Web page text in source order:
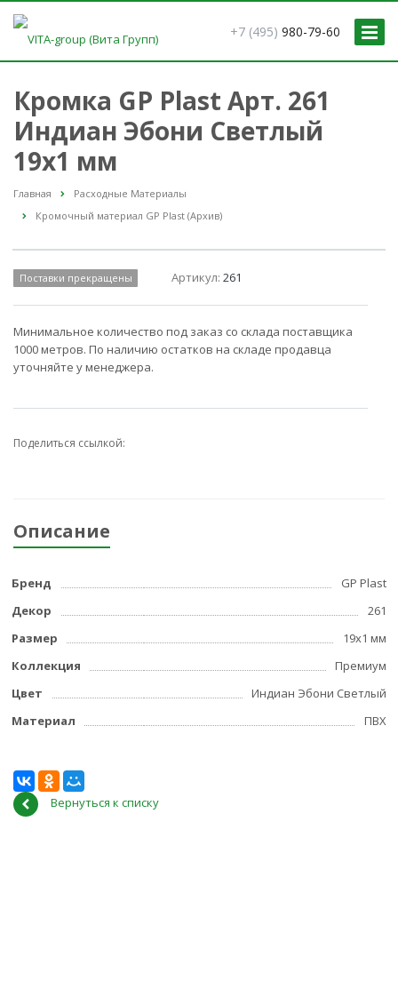
+7 (495) 980-79-60
Кромка GP Plast Арт. 261
Индиан Эбони Светлый
19x1 мм
Главная
Расходные Материалы
Кромочный материал GP Plast (Архив)
Поставки прекращены Артикул:261
Минимальное количество под заказ со склада поставщика
1000 метров. По наличию остатков на складе продавца
уточняйте у менеджера.
Поделиться ссылкой:
Описание
Бренд
GP Plast
Декор
261
Размер
19x1 мм
Коллекция
Премиум
Цвет
Индиан Эбони Светлый
Материал
ПВХ
Вернуться к списку